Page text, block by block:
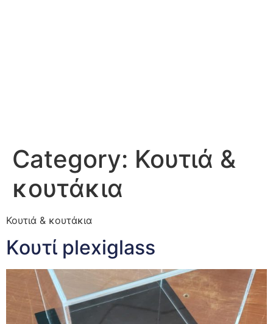
Category: Κουτιά &
κουτάκια
Κουτιά & κουτάκια
Kουτί plexiglass